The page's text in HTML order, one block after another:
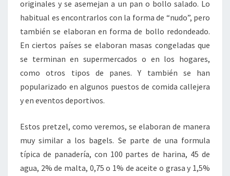
originales y se asemejan a un pan o bollo salado. Lo
habitual es encontrarlos con la forma de “nudo”, pero
también se elaboran en forma de bollo redondeado.
En ciertos países se elaboran masas congeladas que
se terminan en supermercados o en los hogares,
como otros tipos de panes. Y también se han
popularizado en algunos puestos de comida callejera
y en eventos deportivos.
Estos pretzel, como veremos, se elaboran de manera
muy similar a los bagels. Se parte de una formula
típica de panadería, con 100 partes de harina, 45 de
agua, 2% de malta, 0,75 o 1% de aceite o grasa y 1,5%